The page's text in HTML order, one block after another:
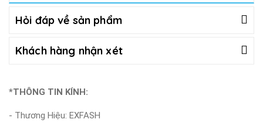
Hỏi đáp về sản phẩm
Khách hàng nhận xét
*THÔNG TIN KÍNH:
- Thương Hiệu: EXFASH